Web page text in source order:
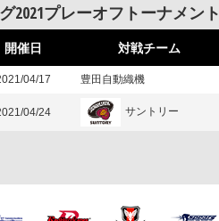
2021プレーオフトーナメント
開催日 対戦チーム
04/17 豊田自動織機
04/24 サントリー